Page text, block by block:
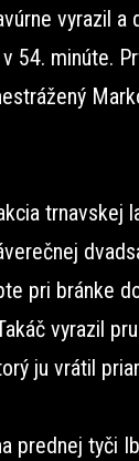
vyrazil a
54. minúte.
trnavskej
pri bránke
vyrazil
ju vrátil
prednej tyči